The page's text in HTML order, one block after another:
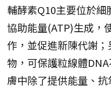
輔酵素Q10主要位於
協助能量(ATP)生成，
作，並促進新陳代謝
物，可保護粒線體
膚中除了提供能量、